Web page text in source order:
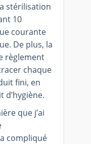
stérilisation
10
courante
De plus, la
règlement
chaque
fini, en
d’hygiène.
que j’ai
compliqué